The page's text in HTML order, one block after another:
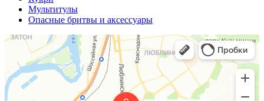
Мультитулы
Опасные бритвы и аксессуары